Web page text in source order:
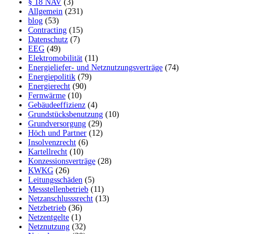
§ 18 NAV (3)
Allgemein (231)
blog (53)
Contracting (15)
Datenschutz (7)
EEG (49)
Elektromobilität (11)
Energieliefer- und Netznutzungsverträge (74)
Energiepolitik (79)
Energierecht (90)
Fernwärme (10)
Gebäudeeffizienz (4)
Grundstücksbenutzung (10)
Grundversorgung (29)
Höch und Partner (12)
Insolvenzrecht (6)
Kartellrecht (10)
Konzessionsverträge (28)
KWKG (26)
Leitungsschäden (5)
Messstellenbetrieb (11)
Netzanschlusssrecht (13)
Netzbetrieb (36)
Netzentgelte (1)
Netznutzung (32)